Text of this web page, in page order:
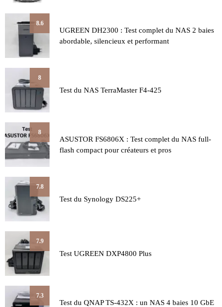
8.6
UGREEN DH2300 : Test complet du NAS 2 baies
abordable, silencieux et performant
8
Test du NAS TerraMaster F4-425
8
ASUSTOR FS6806X : Test complet du NAS full-
flash compact pour créateurs et pros
7.8
Test du Synology DS225+
7.9
Test UGREEN DXP4800 Plus
7.3
Test du QNAP TS-432X : un NAS 4 baies 10 GbE